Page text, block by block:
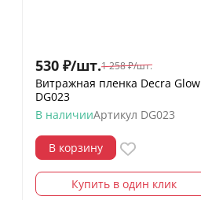
530 ₽/шт.1 258 ₽/шт.
Витражная пленка Decra Glow
DG023
В наличииАртикул DG023
В корзину
Купить в один клик